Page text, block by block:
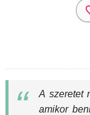
A szeretet
amikor